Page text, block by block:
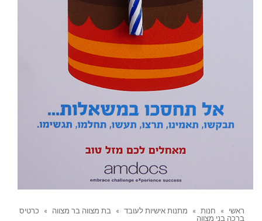
ראשי » חנות » מתנות אישיות לעובד » בת מצווה בר מצווה »
כרטיס
ברכה בני מצווה